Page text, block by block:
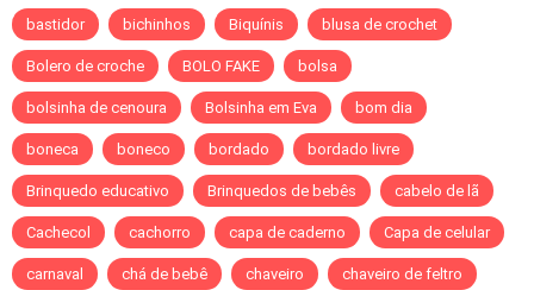
bastidor bichinhos Biquínis blusa de crochet
Bolero de croche BOLO FAKE bolsa
bolsinha de cenoura Bolsinha em Eva bom dia
boneca boneco bordado bordado livre
Brinquedo educativo Brinquedos de bebês cabelo de lã
Cachecol cachorro capa de caderno Capa de celular
carnaval chá de bebê chaveiro chaveiro de feltro